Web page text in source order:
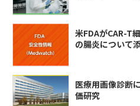
米FDAがCAR-T
の腸炎について
医療用画像診断
価研究